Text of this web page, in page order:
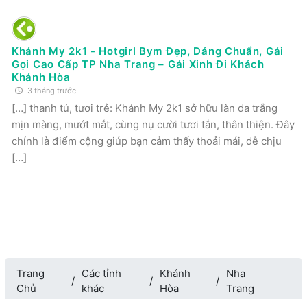
Khánh My 2k1 - Hotgirl Bym Đẹp, Dáng Chuẩn, Gái
Gọi Cao Cấp TP Nha Trang – Gái Xinh Đi Khách
Khánh Hòa
3 tháng trước
[…] thanh tú, tươi trẻ: Khánh My 2k1 sở hữu làn da trắng
mịn màng, mướt mắt, cùng nụ cười tươi tắn, thân thiện. Đây
chính là điểm cộng giúp bạn cảm thấy thoải mái, dễ chịu
[…]
Trang
Chủ
Các tỉnh
khác
Khánh
Hòa
Nha
Trang